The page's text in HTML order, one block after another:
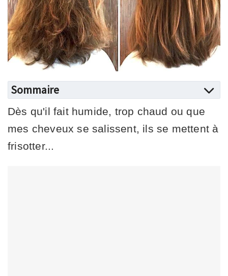
Sommaire
Dès qu'il fait humide, trop chaud ou que
mes cheveux se salissent, ils se mettent à
frisotter...